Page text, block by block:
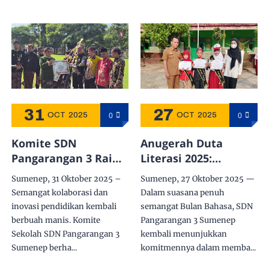
31 OCT 2025 0
Komite SDN
Pangarangan 3 Raih
Juara 2 Komite
Award 2025,
Penghargaan
Diserahkan
Langsung oleh Wakil
Bupati Sumenep di
Sumenep, 31 Oktober 2025 –
Semangat kolaborasi dan
inovasi pendidikan kembali
berbuah manis. Komite
Sekolah SDN Pangarangan 3
Sumenep berha...
27 OCT 2025 0
Anugerah Duta
Literasi 2025:
Program Karyakoin
dalam Semangat
Bulan Bahasa
Sumenep, 27 Oktober 2025 —
Dalam suasana penuh
semangat Bulan Bahasa, SDN
Pangarangan 3 Sumenep
kembali menunjukkan
komitmennya dalam memba...